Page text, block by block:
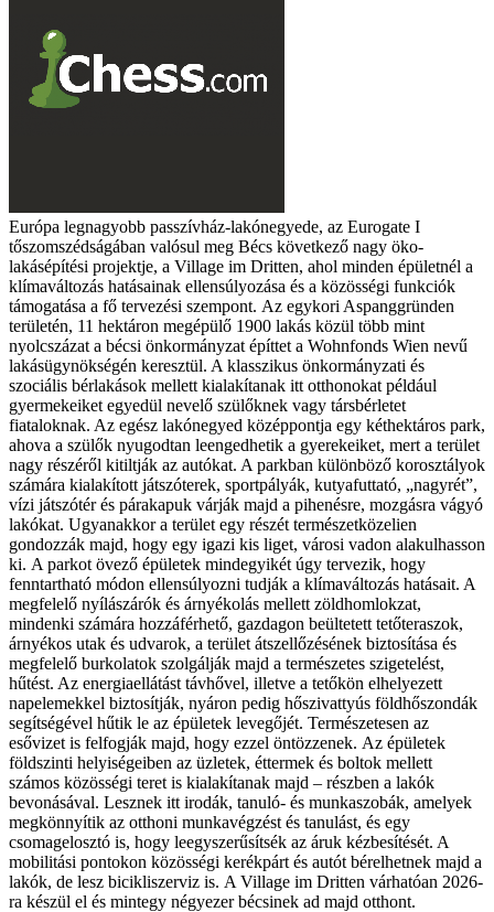
Európa legnagyobb passzívház-lakónegyede, az Eurogate I
tőszomszédságában valósul meg Bécs következő nagy öko-
lakásépítési projektje, a Village im Dritten, ahol minden épületnél a
klímaváltozás hatásainak ellensúlyozása és a közösségi funkciók
támogatása a fő tervezési szempont. Az egykori Aspanggründen
területén, 11 hektáron megépülő 1900 lakás közül több mint
nyolcszázat a bécsi önkormányzat építtet a Wohnfonds Wien nevű
lakásügynökségén keresztül. A klasszikus önkormányzati és
szociális bérlakások mellett kialakítanak itt otthonokat például
gyermekeiket egyedül nevelő szülőknek vagy társbérletet
fiataloknak. Az egész lakónegyed középpontja egy kéthektáros park,
ahova a szülők nyugodtan leengedhetik a gyerekeiket, mert a terület
nagy részéről kitiltják az autókat. A parkban különböző korosztályok
számára kialakított játszóterek, sportpályák, kutyafuttató, „nagyrét”,
vízi játszótér és párakapuk várják majd a pihenésre, mozgásra vágyó
lakókat. Ugyanakkor a terület egy részét természetközelien
gondozzák majd, hogy egy igazi kis liget, városi vadon alakulhasson
ki. A parkot övező épületek mindegyikét úgy tervezik, hogy
fenntartható módon ellensúlyozni tudják a klímaváltozás hatásait. A
megfelelő nyílászárók és árnyékolás mellett zöldhomlokzat,
mindenki számára hozzáférhető, gazdagon beültetett tetőteraszok,
árnyékos utak és udvarok, a terület átszellőzésének biztosítása és
megfelelő burkolatok szolgálják majd a természetes szigetelést,
hűtést. Az energiaellátást távhővel, illetve a tetőkön elhelyezett
napelemekkel biztosítják, nyáron pedig hőszivattyús földhőszondák
segítségével hűtik le az épületek levegőjét. Természetesen az
esővizet is felfogják majd, hogy ezzel öntözzenek. Az épületek
földszinti helyiségeiben az üzletek, éttermek és boltok mellett
számos közösségi teret is kialakítanak majd – részben a lakók
bevonásával. Lesznek itt irodák, tanuló- és munkaszobák, amelyek
megkönnyítik az otthoni munkavégzést és tanulást, és egy
csomagelosztó is, hogy leegyszerűsítsék az áruk kézbesítését. A
mobilitási pontokon közösségi kerékpárt és autót bérelhetnek majd a
lakók, de lesz bicikliszerviz is. A Village im Dritten várhatóan 2026-
ra készül el és mintegy négyezer bécsinek ad majd otthont.